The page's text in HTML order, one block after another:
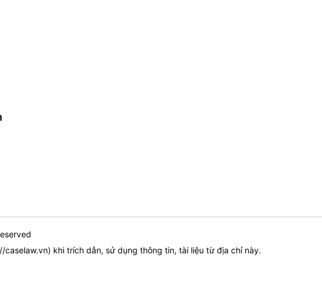
caselaw.vn) khi trích dẫn, sử dụng thông tin, tài liệu từ địa chỉ này.